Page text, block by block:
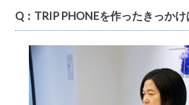
Q：TRIP PHONEを作ったきっかけ